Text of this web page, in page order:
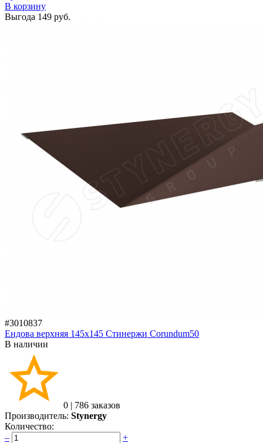
В корзину
Выгода 149 руб.
#3010837
Ендова верхняя 145х145 Стинержи Corundum50
В наличии
0 | 786 заказов
Производитель: Stynergy
Количество:
–
+